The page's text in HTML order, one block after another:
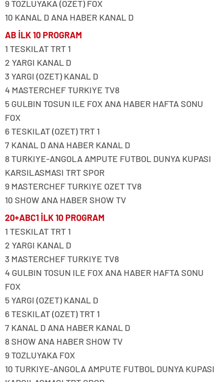
9 TOZLUYAKA (OZET) FOX
10 KANAL D ANA HABER KANAL D
AB İLK 10 PROGRAM
1 TESKILAT TRT 1
2 YARGI KANAL D
3 YARGI (OZET) KANAL D
4 MASTERCHEF TURKIYE TV8
5 GULBIN TOSUN ILE FOX ANA HABER HAFTA SONU
FOX
6 TESKILAT (OZET) TRT 1
7 KANAL D ANA HABER KANAL D
8 TURKIYE-ANGOLA AMPUTE FUTBOL DUNYA KUPASI
KARSILASMASI TRT SPOR
9 MASTERCHEF TURKIYE OZET TV8
10 SHOW ANA HABER SHOW TV
20+ABC1 İLK 10 PROGRAM
1 TESKILAT TRT 1
2 YARGI KANAL D
3 MASTERCHEF TURKIYE TV8
4 GULBIN TOSUN ILE FOX ANA HABER HAFTA SONU
FOX
5 YARGI (OZET) KANAL D
6 TESKILAT (OZET) TRT 1
7 KANAL D ANA HABER KANAL D
8 SHOW ANA HABER SHOW TV
9 TOZLUYAKA FOX
10 TURKIYE-ANGOLA AMPUTE FUTBOL DUNYA KUPASI